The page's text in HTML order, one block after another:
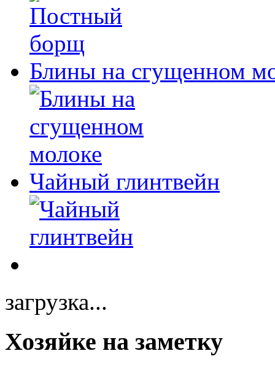
Блины на сгущенном
Чайный глинтвейн
загрузка...
Хозяйке на заметку